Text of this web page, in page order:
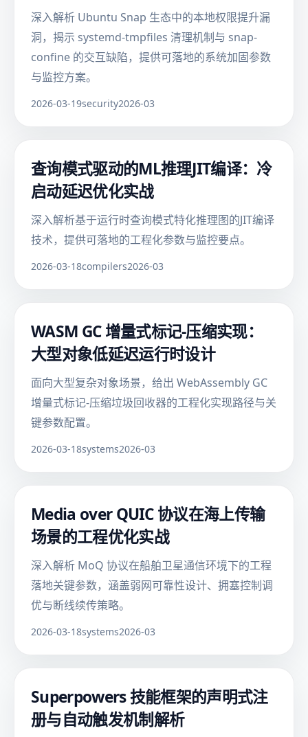
深入解析 Ubuntu Snap 生态中的本地权限提升漏
洞，揭示 systemd-tmpfiles 清理机制与 snap-
confine 的交互缺陷，提供可落地的系统加固参数
与监控方案。
2026-03-19security2026-03
查询模式驱动的ML推理JIT编译：冷
启动延迟优化实战
深入解析基于运行时查询模式特化推理图的JIT编译
技术，提供可落地的工程化参数与监控要点。
2026-03-18compilers2026-03
WASM GC 增量式标记-压缩实现：
大型对象低延迟运行时设计
面向大型复杂对象场景，给出 WebAssembly GC
增量式标记-压缩垃圾回收器的工程化实现路径与关
键参数配置。
2026-03-18systems2026-03
Media over QUIC 协议在海上传输
场景的工程优化实战
深入解析 MoQ 协议在船舶卫星通信环境下的工程
落地关键参数，涵盖弱网可靠性设计、拥塞控制调
优与断线续传策略。
2026-03-18systems2026-03
Superpowers 技能框架的声明式注
册与自动触发机制解析